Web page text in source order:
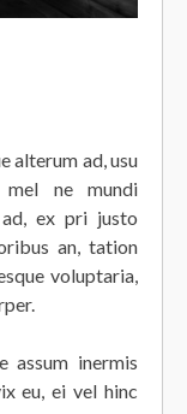
alterum ad, usu
mel ne mundi
ex pri justo
an, tation
voluptaria,
assum inermis
eu, ei vel hinc